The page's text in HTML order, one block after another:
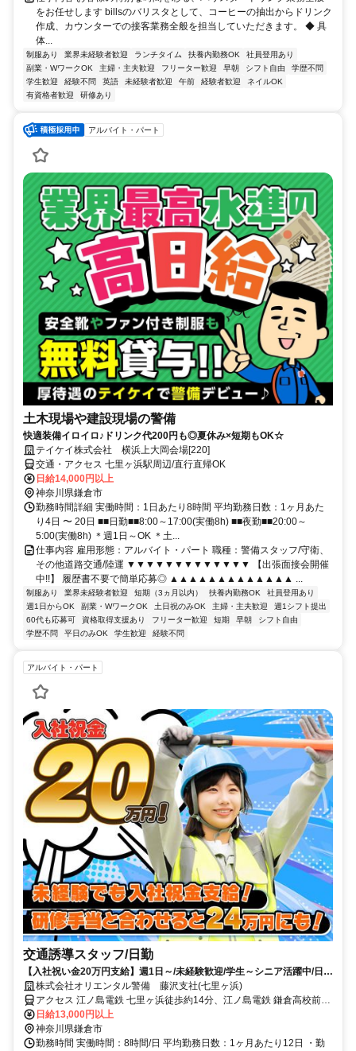
をお任せします billsのバリスタとして、コーヒーの抽出からドリンク
作成、カウンターでの接客業務全般を担当していただきます。 ◆ 具
体...
制服あり 業界未経験者歓迎 ランチタイム 扶養内勤務OK
社員登用あり
副業・WワークOK
主婦・主夫歓迎 フリーター歓迎 早朝 シフト自由
学歴不問
学生歓迎
経験不問 英語 未経験者歓迎 午前 経験者歓迎
ネイルOK
有資格者歓迎
研修あり
アルバイト・パート
土木現場や建設現場の警備
快適装備イロイロ♪ドリンク代200円も◎夏休み×短期もOK☆
テイケイ株式会社 横浜上大岡会場[220]
交通・アクセス 七里ヶ浜駅周辺/直行直帰OK
日給14,000円以上
神奈川県鎌倉市
勤務時間詳細 実働時間：1日あたり8時間 平均勤務日数：1ヶ月あた
り4日 〜 20日 ■■日勤■■8:00～17:00(実働8h) ■■夜勤■■20:00～
5:00(実働8h) ＊週1日～OK ＊土...
仕事内容 雇用形態：アルバイト・パート 職種：警備スタッフ/守衛、
その他道路交通/陸運 ▼▼▼▼▼▼▼▼▼▼▼▼▼ 【出張面接会開催
中!!】 履歴書不要で簡単応募◎ ▲▲▲▲▲▲▲▲▲▲▲▲▲ ...
制服あり 業界未経験者歓迎 短期（3ヵ月以内） 扶養内勤務OK
社員登用あり
週1日からOK
副業・WワークOK 土日祝のみOK 主婦・主夫歓迎
週1シフト提出
60代も応募可
資格取得支援あり フリーター歓迎 短期 早朝
シフト自由
学歴不問
平日のみOK 学生歓迎 経験不問
アルバイト・パート
交通誘導スタッフ/日勤
【入社祝い金20万円支給】週1日～/未経験歓迎/学生～シニア活躍中/日払
い・週払いOK/履歴書不要！
株式会社オリエンタル警備 藤沢支社(七里ヶ浜)
アクセス 江ノ島電鉄 七里ヶ浜徒歩約14分、江ノ島電鉄 鎌倉高校前東
口徒歩約6分、江ノ島電鉄 稲村ヶ崎徒歩約29分 (面接地/藤沢支社)神奈
川県藤沢市藤沢９８７－５ ヌマカミビル３Ｆ
日給13,000円以上
神奈川県鎌倉市
勤務時間 実働時間：8時間/日 平均勤務日数：1ヶ月あたり12日 ・勤